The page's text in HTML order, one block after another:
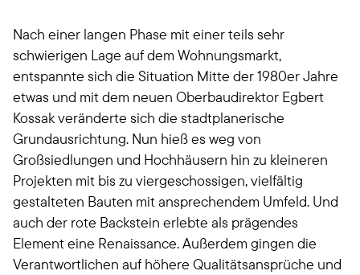
Nach einer langen Phase mit einer teils sehr
schwierigen Lage auf dem Wohnungsmarkt,
entspannte sich die Situation Mitte der 1980er Jahre
etwas und mit dem neuen Oberbaudirektor Egbert
Kossak veränderte sich die stadtplanerische
Grundausrichtung. Nun hieß es weg von
Großsiedlungen und Hochhäusern hin zu kleineren
Projekten mit bis zu viergeschossigen, vielfältig
gestalteten Bauten mit ansprechendem Umfeld. Und
auch der rote Backstein erlebte als prägendes
Element eine Renaissance. Außerdem gingen die
Verantwortlichen auf höhere Qualitätsansprüche und